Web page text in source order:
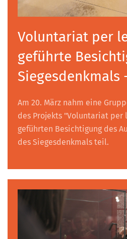
Voluntariat per
geführte
Siegesdenkmals
Am 20. März nahm eine
des Projekts "Voluntariat per
geführten Besichtigung des
des Siegesdenkmals teil.